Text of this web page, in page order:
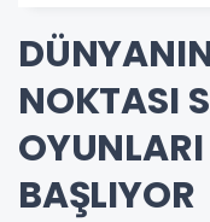
NOKTASI
BAŞLIYOR